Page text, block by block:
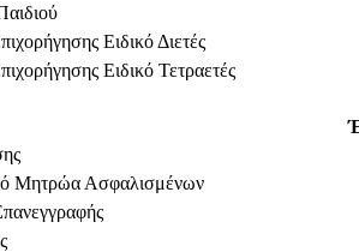
Ειδικό Διετές
Ειδικό Τετραετές
Μητρώα Ασφαλισμένων